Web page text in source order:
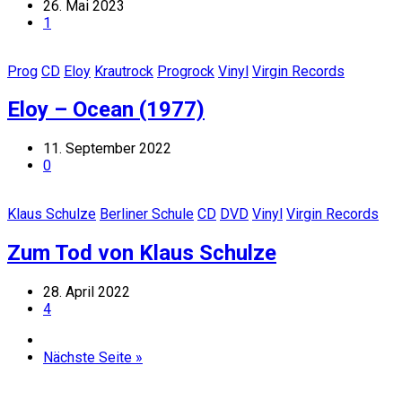
26. Mai 2023
1
Prog CD Eloy Krautrock Progrock Vinyl Virgin Records
Eloy – Ocean (1977)
11. September 2022
0
Klaus Schulze Berliner Schule CD DVD Vinyl Virgin Records
Zum Tod von Klaus Schulze
28. April 2022
4
Nächste Seite »